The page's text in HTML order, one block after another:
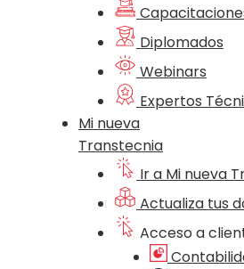
Diplomados
Webinars
Expertos
Mi nueva
Transtecnia
Ir a Mi nueva
Actualiza tus
Acceso a